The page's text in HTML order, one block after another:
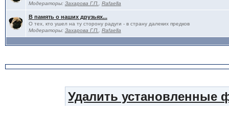
Модераторы: Захарова Г.П. Rafaella
В память о наших друзьях...
О тех, кто ушел на ту сторону радуги - в страну далеких предков
Модераторы: Захарова Г.П. Rafaella
Удалить установленные